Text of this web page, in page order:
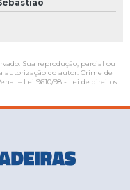
Sua reprodução, parcial ou
autorização do autor. Crime de
– Lei 9610/98 - Lei de direitos